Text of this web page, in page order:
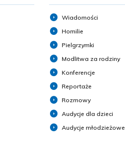
Wiadomości
Homilie
Pielgrzymki
Modlitwa za rodziny
Konferencje
Reportaże
Rozmowy
Audycje dla dzieci
Audycje młodzieżowe